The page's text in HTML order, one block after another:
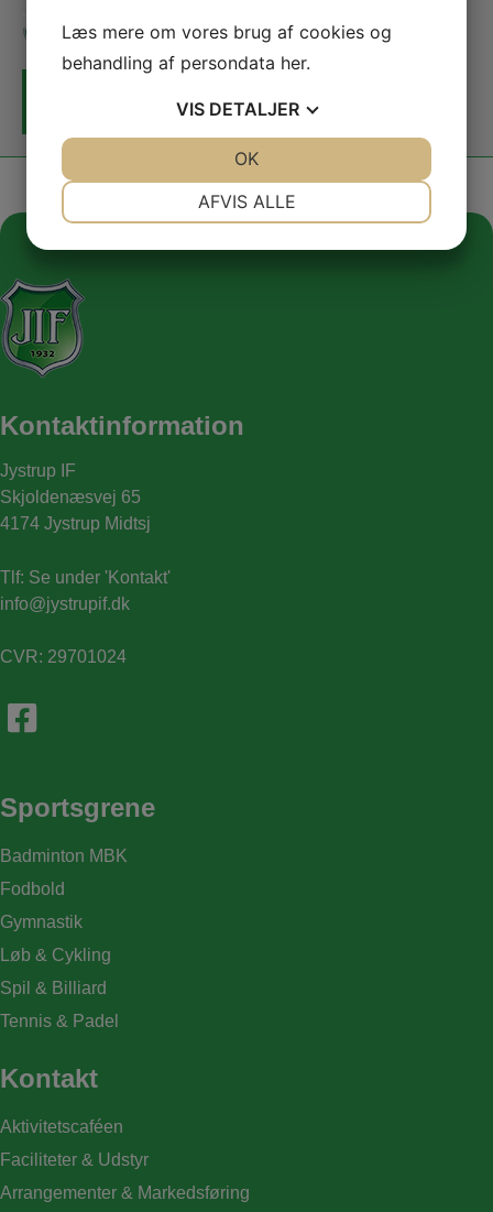
Kontaktinformation
Jystrup IF
Skjoldenæsvej 65
4174 Jystrup Midtsj
Tlf: Se under 'Kontakt'
info@jystrupif.dk
CVR: 29701024
Sportsgrene
Badminton MBK
Fodbold
Gymnastik
Løb & Cykling
Spil & Billiard
Tennis & Padel
Kontakt
Aktivitetscaféen
Faciliteter & Udstyr
Arrangementer & Markedsføring
Læs mere om vores brug af cookies og
behandling af persondata her.
VIS DETALJER
AFVIS ALLE
OK